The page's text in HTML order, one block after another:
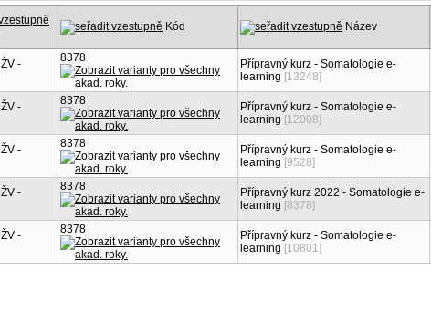
Kód Název
-
8378
Přípravný kurz - Somatologie e-
learning [13248]
-
8378
Přípravný kurz - Somatologie e-
learning [12008]
-
8378
Přípravný kurz - Somatologie e-
learning [9528]
-
8378
Přípravný kurz 2022 - Somatologie e-
learning [8378]
-
8378
Přípravný kurz - Somatologie e-
learning [10801]